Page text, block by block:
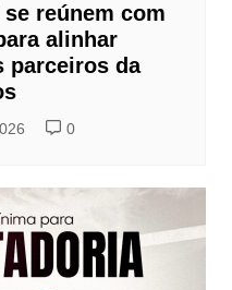
se reúnem com
alinhar
parceiros da
0